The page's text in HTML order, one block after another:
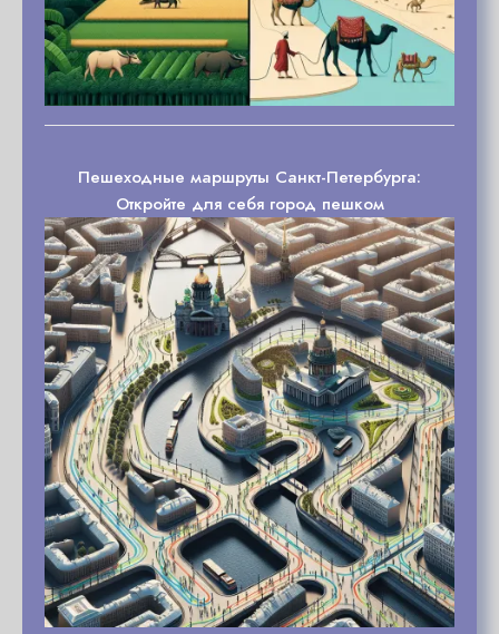
Пешеходные маршруты Санкт-Петербурга:
Откройте для себя город пешком